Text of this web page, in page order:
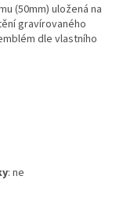
(50mm) uložená na
gravírovaného
dle vlastního
: ne